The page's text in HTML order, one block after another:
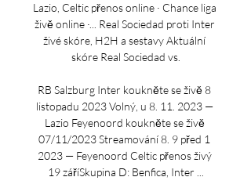
Lazio, Celtic přenos online · Chance liga
živě online ·... Real Sociedad proti Inter
živé skóre, H2H a sestavy Aktuální
skóre Real Sociedad vs.
RB Salzburg Inter koukněte se živě 8
listopadu 2023 Volný, u 8. 11. 2023 —
Lazio Feyenoord koukněte se živě
07/11/2023 Streamování 8. 9 před 1
2023 — Feyenoord Celtic přenos živý
19 záříSkupina D: Benfica, Inter ...